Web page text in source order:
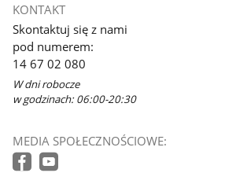
KONTAKT
Skontaktuj się z nami
pod numerem:
14 67 02 080
W dni robocze
w godzinach: 06:00-20:30
MEDIA SPOŁECZNOŚCIOWE: